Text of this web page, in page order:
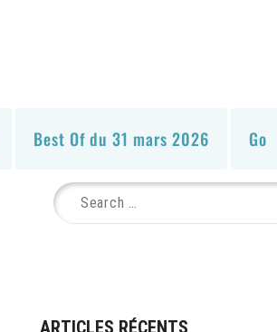
Best Of du 31 mars 2026 Go
Search
for:
ARTICLES RÉCENTS